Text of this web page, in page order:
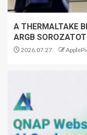
A THERMALTAKE
ARGB SOROZATOT
2026.07.27.